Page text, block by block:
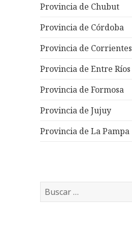
Provincia de Chubut
Provincia de Córdoba
Provincia de Corrientes
Provincia de Entre Ríos
Provincia de Formosa
Provincia de Jujuy
Provincia de La Pampa
Buscar: